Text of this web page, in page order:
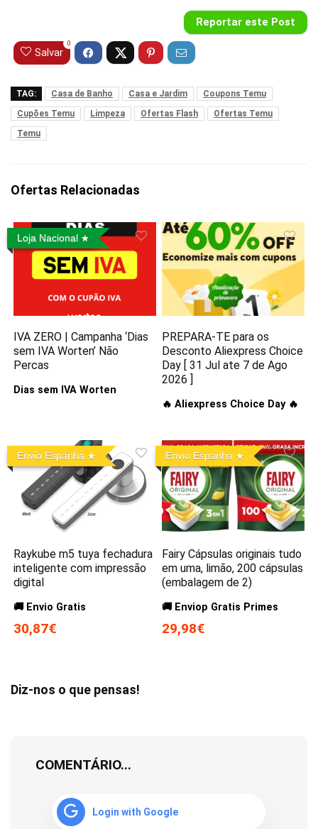
Reportar este Post
Salvar
0
TAG: Casa de Banho Casa e Jardim
Coupons Temu
Cupões Temu
Limpeza Ofertas Flash
Ofertas Temu
Temu
Ofertas Relacionadas
Loja Nacional
IVA ZERO | Campanha ‘Dias
sem IVA Worten’ Não
Percas
Dias sem IVA Worten
PREPARA-TE para os
Desconto Aliexpress Choice
Day [ 31 Jul ate 7 de Ago
2026 ]
🔥 Aliexpress Choice Day 🔥
Envio Espanha
Raykube m5 tuya fechadura
inteligente com impressão
digital
🚚 Envio Gratis
30,87€
Envio Espanha
Fairy Cápsulas originais tudo
em uma, limão, 200 cápsulas
(embalagem de 2)
🚚 Enviop Gratis Primes
29,98€
Diz-nos o que pensas!
COMENTÁRIO...
Login with Google